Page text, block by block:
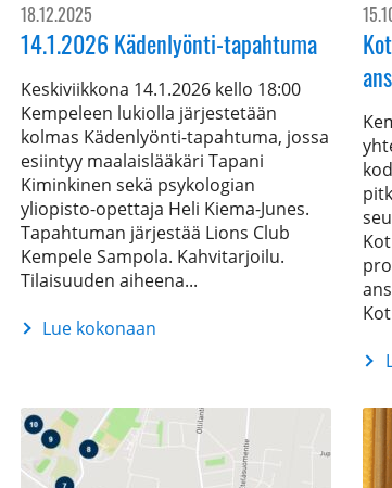
18.12.2025
14.1.2026 Kädenlyönti-tapahtuma
Keskiviikkona 14.1.2026 kello 18:00
Kempeleen lukiolla järjestetään
kolmas Kädenlyönti-tapahtuma, jossa
esiintyy maalaislääkäri Tapani
Kiminkinen sekä psykologian
yliopisto-opettaja Heli Kiema-Junes.
Tapahtuman järjestää Lions Club
Kempele Sampola. Kahvitarjoilu.
Tilaisuuden aiheena...
Lue kokonaan
14.1.2026